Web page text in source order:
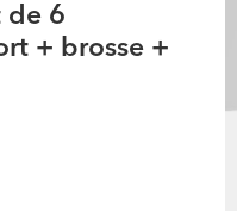
de 6
+ brosse +